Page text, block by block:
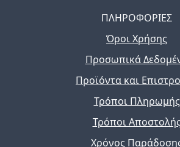
ΠΛΗΡΟΦΟΡΙΕΣ
Όροι Χρήσης
Προσωπικά
Προϊόντα και
Τρόποι Πληρωμής
Τρόποι
Χρόνος